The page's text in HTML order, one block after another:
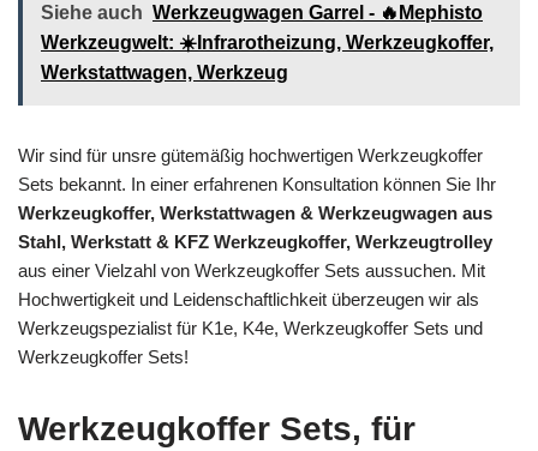
Siehe auch Werkzeugwagen Garrel - 🔥Mephisto
Werkzeugwelt: ☀️Infrarotheizung, Werkzeugkoffer,
Werkstattwagen, Werkzeug
Wir sind für unsre gütemäßig hochwertigen Werkzeugkoffer
Sets bekannt. In einer erfahrenen Konsultation können Sie Ihr
Werkzeugkoffer, Werkstattwagen & Werkzeugwagen aus
Stahl, Werkstatt & KFZ Werkzeugkoffer, Werkzeugtrolley
aus einer Vielzahl von Werkzeugkoffer Sets aussuchen. Mit
Hochwertigkeit und Leidenschaftlichkeit überzeugen wir als
Werkzeugspezialist für K1e, K4e, Werkzeugkoffer Sets und
Werkzeugkoffer Sets!
Werkzeugkoffer Sets, für